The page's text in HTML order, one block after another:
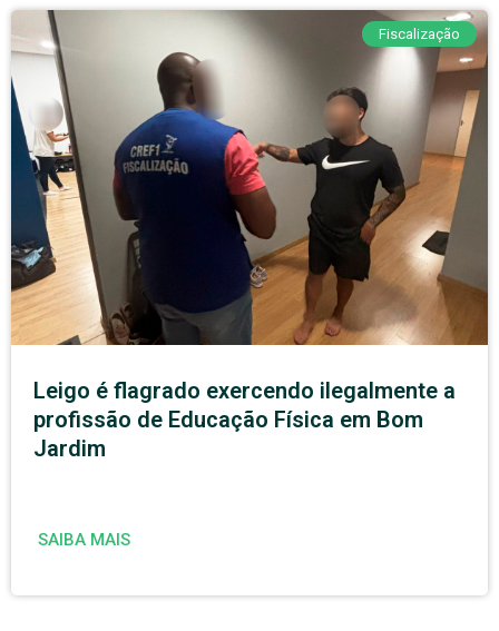
Fiscalização
Leigo é flagrado exercendo ilegalmente a
profissão de Educação Física em Bom
Jardim
SAIBA MAIS